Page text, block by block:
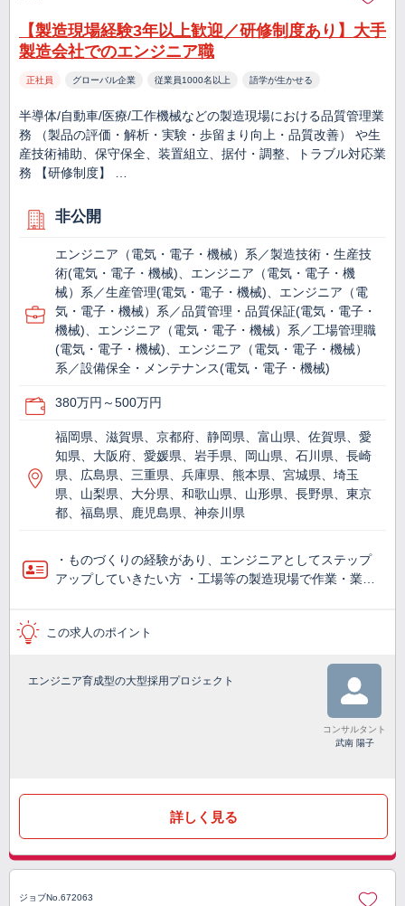
【製造現場経験3年以上歓迎／研修制度あり】大手
製造会社でのエンジニア職
正社員 グローバル企業 従業員1000名以上 語学が生かせる
半導体/自動車/医療/工作機械などの製造現場における品質管理業
務 （製品の評価・解析・実験・歩留まり向上・品質改善） や生
産技術補助、保守保全、装置組立、据付・調整、トラブル対応業
務 【研修制度】 …
非公開
エンジニア（電気・電子・機械）系／製造技術・生産技
術(電気・電子・機械)、エンジニア（電気・電子・機
械）系／生産管理(電気・電子・機械)、エンジニア（電
気・電子・機械）系／品質管理・品質保証(電気・電子・
機械)、エンジニア（電気・電子・機械）系／工場管理職
(電気・電子・機械)、エンジニア（電気・電子・機械）
系／設備保全・メンテナンス(電気・電子・機械)
380万円～500万円
福岡県、滋賀県、京都府、静岡県、富山県、佐賀県、愛
知県、大阪府、愛媛県、岩手県、岡山県、石川県、長崎
県、広島県、三重県、兵庫県、熊本県、宮城県、埼玉
県、山梨県、大分県、和歌山県、山形県、長野県、東京
都、福島県、鹿児島県、神奈川県
・ものづくりの経験があり、エンジニアとしてステップ
アップしていきたい方 ・工場等の製造現場で作業・業…
この求人のポイント
エンジニア育成型の大型採用プロジェクト
コンサルタント
武南 陽子
詳しく見る
ジョブNo.672063